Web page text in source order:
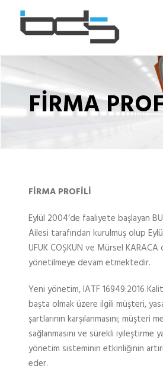
FİRMA
FİRMA PROFİLİ
Eylül 2004’de faaliyete başlayan
Ailesi tarafından kurulmuş olup
UFUK COŞKUN ve Mürsel KARACA
yönetilmeye devam etmektedir.
Yeni yönetim, IATF 16949:2016
başta olmak üzere ilgili müşteri,
şartlarının karşılanmasını; müşteri
sağlanmasını ve sürekli iyileştirme
yönetim sisteminin etkinliğinin
eder.